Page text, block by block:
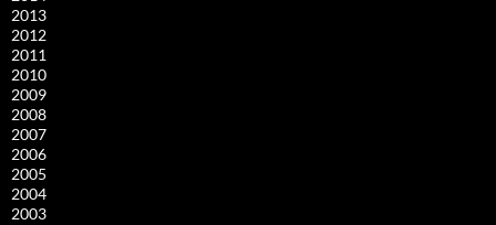
2013
2012
2011
2010
2009
2008
2007
2006
2005
2004
2003